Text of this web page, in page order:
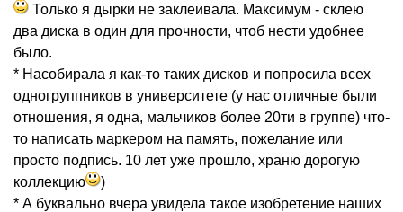
Только я дырки не заклеивала. Максимум - склею
два диска в один для прочности, чтоб нести удобнее
было.
* Насобирала я как-то таких дисков и попросила всех
одногруппников в университете (у нас отличные были
отношения, я одна, мальчиков более 20ти в группе) что-
то написать маркером на память, пожелание или
просто подпись. 10 лет уже прошло, храню дорогую
коллекцию
)
* А буквально вчера увидела такое изобретение наших